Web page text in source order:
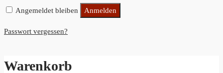
Passwort*Erforderlich